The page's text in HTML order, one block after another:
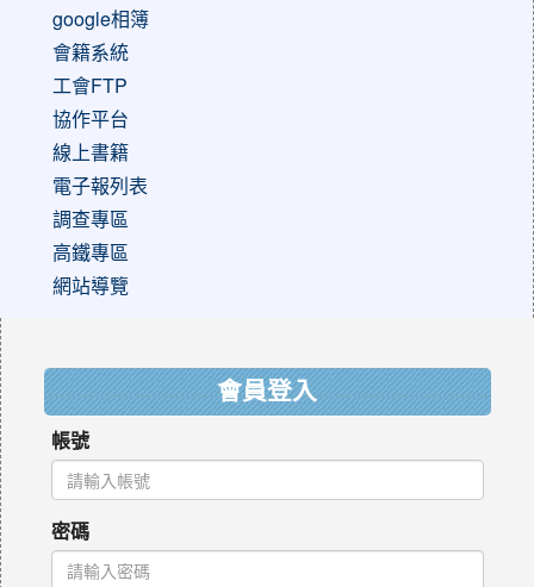
google相簿
會籍系統
工會FTP
協作平台
線上書籍
電子報列表
調查專區
高鐵專區
網站導覽
會員登入
帳號
密碼